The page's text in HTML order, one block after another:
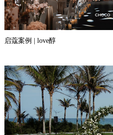
启蔻案例 | love醇